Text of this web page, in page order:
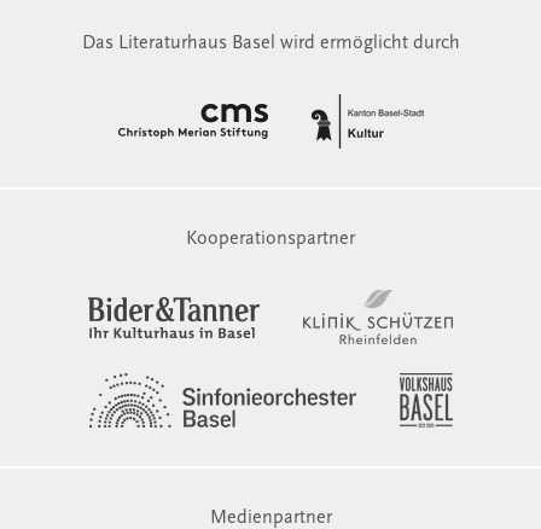
Das Literaturhaus Basel wird ermöglicht durch
Kooperationspartner
Medienpartner